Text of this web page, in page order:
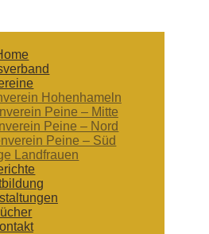
Hohenhameln
Peine – Mitte
Peine – Nord
Peine – Süd
Landfrauen